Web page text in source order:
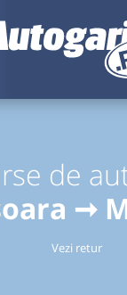
de
➞
Vezi retur